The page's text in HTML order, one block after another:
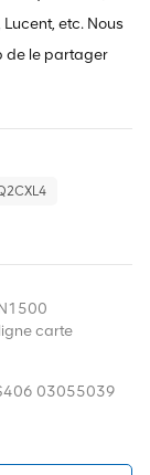
Lucent, etc. Nous
de le partager
carte
03055039